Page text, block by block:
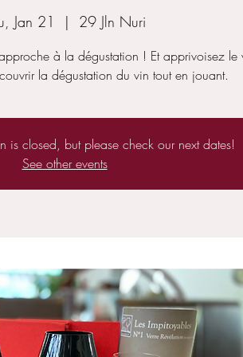
Jan 21
  |
29 Jln Nuri
à la dégustation ! Et apprivoisez le
la dégustation du vin tout en jouant.
is closed, but please check our next dates!
See other events